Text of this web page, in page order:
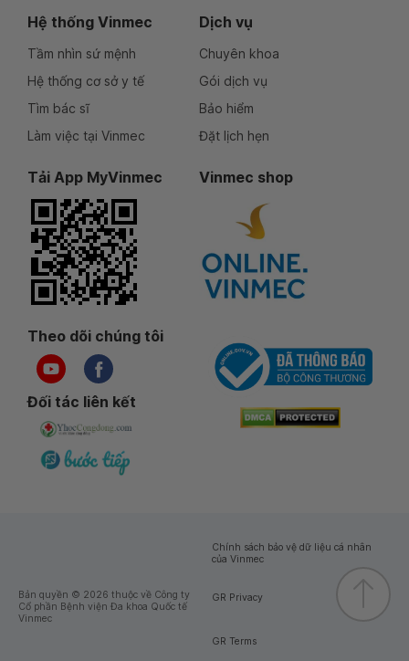
Hệ thống Vinmec
Tầm nhìn sứ mệnh
Hệ thống cơ sở y tế
Tìm bác sĩ
Làm việc tại Vinmec
Dịch vụ
Chuyên khoa
Gói dịch vụ
Bảo hiểm
Đặt lịch hẹn
Tải App MyVinmec Vinmec shop
Theo dõi chúng tôi
Đối tác liên kết
Bản quyền © 2026 thuộc về Công ty
Cổ phần Bệnh viện Đa khoa Quốc tế
Vinmec
Chính sách bảo vệ dữ liệu cá nhân
của Vinmec
GR Privacy
GR Terms